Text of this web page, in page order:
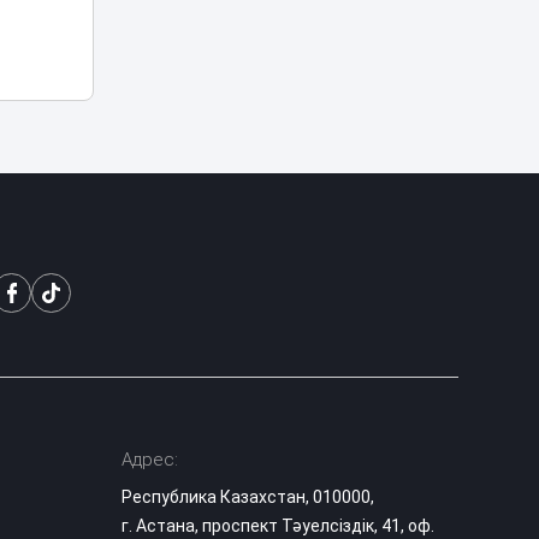
Лесные пожары:
хиджабе? В
15:34
возле ЭКСПО, на
которую забрался
Адрес:
Республика Казахстан, 010000,
г. Астана, проспект Тәуелсіздік, 41, оф.